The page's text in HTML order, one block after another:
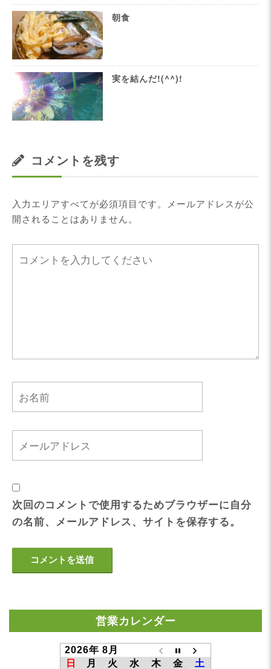
朝食
実を結んだ!(^^)!
コメントを残す
入力エリアすべてが必須項目です。メールアドレスが公
開されることはありません。
次回のコメントで使用するためブラウザーに自分
の名前、メールアドレス、サイトを保存する。
営業カレンダー
2026年 8月
日
月 火 水 木 金
土